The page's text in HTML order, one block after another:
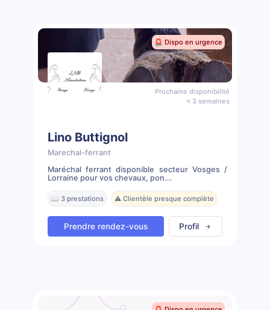
🚨 Dispo en urgence
Prochaine disponibilité
< 3 semaines
Lino Buttignol
Marechal-ferrant
Maréchal ferrant disponible secteur Vosges /
Lorraine pour vos chevaux, pon...
📖 3 prestations ⚠️ Clientèle presque complète
Prendre rendez-vous Profil